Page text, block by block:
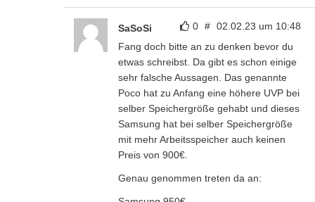
0 # 02.02.23 um 10:48
SaSoSi
Fang doch bitte an zu denken bevor du
etwas schreibst. Da gibt es schon einige
sehr falsche Aussagen. Das genannte
Poco hat zu Anfang eine höhere UVP bei
selber Speichergröße gehabt und dieses
Samsung hat bei selber Speichergröße
mit mehr Arbeitsspeicher auch keinen
Preis von 900€.
Genau genommen treten da an: